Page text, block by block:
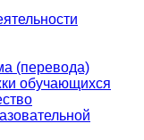
(перевода)
обучающихся